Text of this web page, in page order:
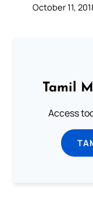
October 11,
Tamil
Access